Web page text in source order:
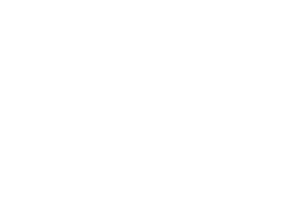
El certamen cuenta
se han recibido películas
la necesidad de mostrar
que profundicen en los
modernizando el género
del festival, Juan Francisco